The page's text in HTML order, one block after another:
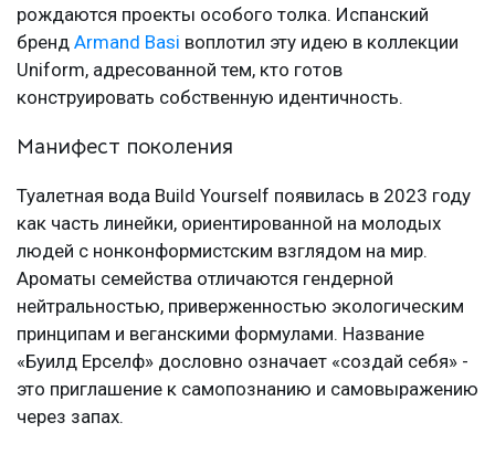
рождаются проекты особого толка. Испанский
бренд Armand Basi воплотил эту идею в коллекции
Uniform, адресованной тем, кто готов
конструировать собственную идентичность.
Манифест поколения
Туалетная вода Build Yourself появилась в 2023 году
как часть линейки, ориентированной на молодых
людей с нонконформистским взглядом на мир.
Ароматы семейства отличаются гендерной
нейтральностью, приверженностью экологическим
принципам и веганскими формулами. Название
«Буилд Ерселф» дословно означает «создай себя» -
это приглашение к самопознанию и самовыражению
через запах.